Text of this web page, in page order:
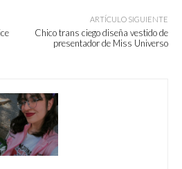
ARTÍCULO SIGUIENTE
Chico trans ciego diseña vestido de
presentador de Miss Universo